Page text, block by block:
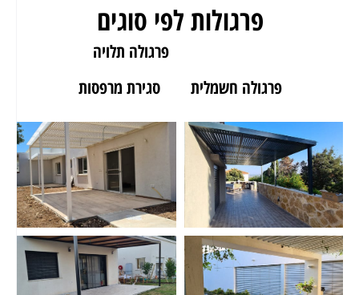
פרגולות לפי סוגים
פרגולה תלויה
פרגולה חשמלית
סגירת מרפסות